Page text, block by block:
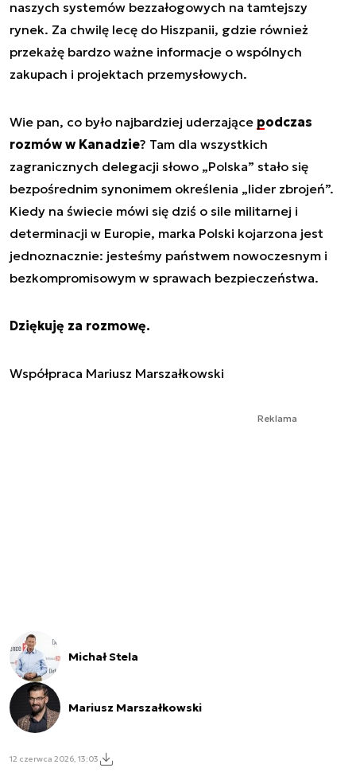
naszych systemów bezzałogowych na tamtejszy
rynek. Za chwilę lecę do Hiszpanii, gdzie również
przekażę bardzo ważne informacje o wspólnych
zakupach i projektach przemysłowych.
Wie pan, co było najbardziej uderzające podczas
rozmów w Kanadzie? Tam dla wszystkich
zagranicznych delegacji słowo „Polska” stało się
bezpośrednim synonimem określenia „lider zbrojeń”.
Kiedy na świecie mówi się dziś o sile militarnej i
determinacji w Europie, marka Polski kojarzona jest
jednoznacznie: jesteśmy państwem nowoczesnym i
bezkompromisowym w sprawach bezpieczeństwa.
Dziękuję za rozmowę.
Współpraca Mariusz Marszałkowski
Reklama
Michał Stela
Mariusz Marszałkowski
12 czerwca 2026, 13:03